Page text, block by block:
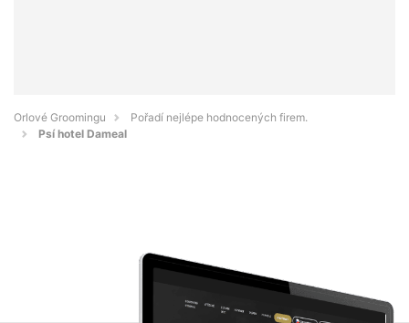
Orlové Groomingu
Pořadí nejlépe hodnocených firem.
Psí hotel Dameal